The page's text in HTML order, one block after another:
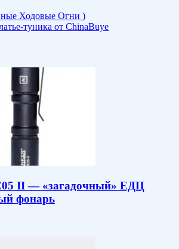
Ходовые Огни )
туника от ChinaBuye
II — «загадочный» ЕДЦ
фонарь